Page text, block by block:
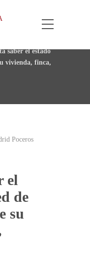
saber el estado
vivienda, finca,
el
de
su